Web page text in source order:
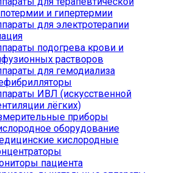
и гипертермии
для электротерапии
подогрева крови и
растворов
для гемодиализа
ИВЛ (искусственной
лёгких)
приборы
оборудование
кислородные
пациента